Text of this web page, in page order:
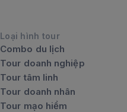
Loại hình tour
Combo du lịch
Tour doanh nghiệp
Tour tâm linh
Tour doanh nhân
Tour mạo hiểm